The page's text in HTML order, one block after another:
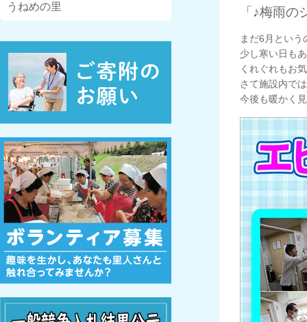
うねめの里
「♪梅雨
まだ6月とい
少し寒い日も
くれぐれもお
さて施設内で
今後も暖かく